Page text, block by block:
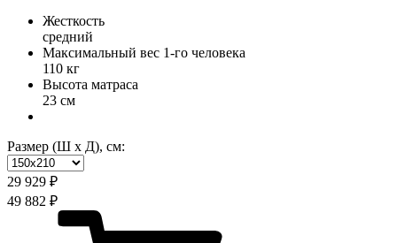
Жесткость
средний
Максимальный вес 1-го человека
110 кг
Высота матраса
23 см
Размер (Ш х Д), см:
29 929 ₽
49 882 ₽